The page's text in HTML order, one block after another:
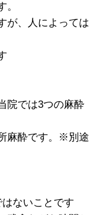
が、人によっては
院では3つの麻酔
麻酔です。※別途
ないことです